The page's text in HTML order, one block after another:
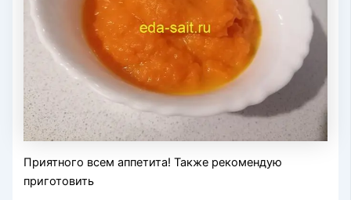
Приятного всем аппетита! Также рекомендую
приготовить